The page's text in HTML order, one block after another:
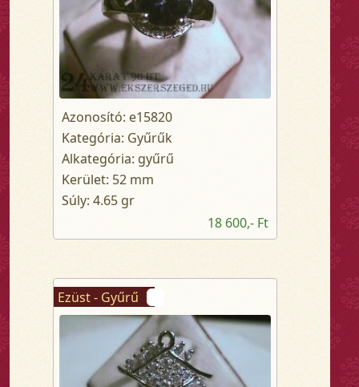
Azonosító: e15820
Kategória: Gyűrűk
Alkategória: gyűrű
Kerület: 52 mm
Súly: 4.65 gr
18 600,- Ft
Ezüst - Gyűrű